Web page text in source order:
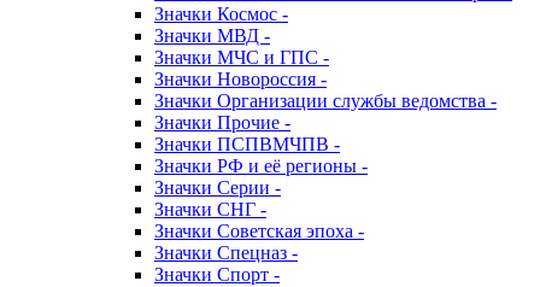
Значки Космос -
Значки МВД -
Значки МЧС и ГПС -
Значки Новороссия -
Значки Организации службы ведомства -
Значки Прочие -
Значки ПСПВМЧПВ -
Значки РФ и её регионы -
Значки Серии -
Значки СНГ -
Значки Советская эпоха -
Значки Спецназ -
Значки Спорт -